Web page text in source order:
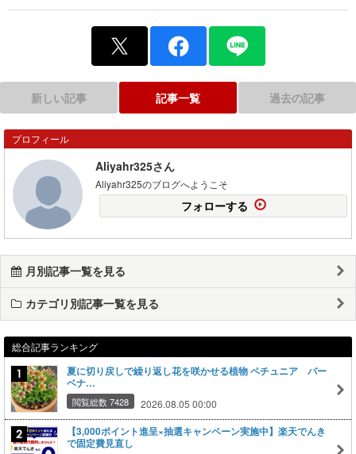
新しい記事 記事一覧 過去の記事
プロフィール
Aliyahr325さん
Aliyahr325のブログへようこそ
フォローする
月別記事一覧を見る
カテゴリ別記事一覧を見る
総合記事ランキング
夏に切り戻しで繰り返し花を咲かせる植物 ペチュニア バー
ベナ…
閲覧総数 7428 2026.08.05 00:00
【3,000ポイント進呈×抽選キャンペーン実施中】楽天でんき
で固定費見直し